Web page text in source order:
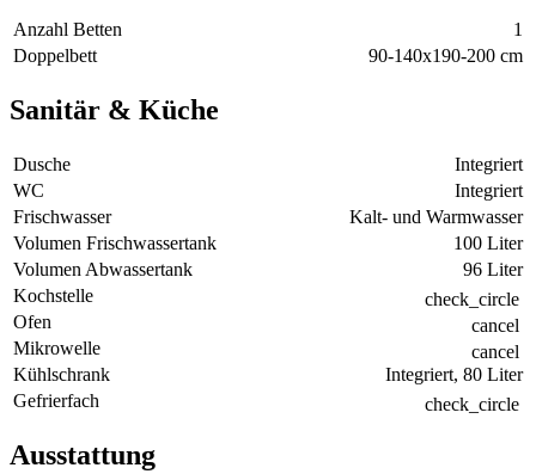
Anzahl Betten
1
Doppelbett
90-140x190-200 cm
Sanitär & Küche
Dusche
Integriert
WC
Integriert
Frischwasser
Kalt- und Warmwasser
Volumen Frischwassertank
100 Liter
Volumen Abwassertank
96 Liter
Kochstelle
check_circle
Ofen
cancel
Mikrowelle
cancel
Kühlschrank
Integriert, 80 Liter
Gefrierfach
check_circle
Ausstattung